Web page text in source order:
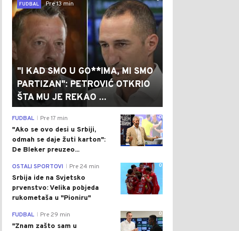
FUDBAL
Pre 13 min
"I KAD SMO U GO**IMA, MI SMO
PARTIZAN": PETROVIĆ OTKRIO
ŠTA MU JE REKAO ...
0
FUDBAL Pre 17 min
"Ako se ovo desi u Srbiji,
odmah se daje žuti karton":
De Bleker preuzeo...
0
OSTALI SPORTOVI Pre 24 min
Srbija ide na Svjetsko
prvenstvo: Velika pobjeda
rukometaša u "Pioniru"
0
FUDBAL Pre 29 min
"Znam zašto sam u